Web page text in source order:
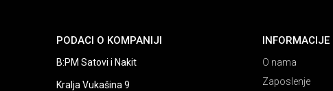
PODACI O KOMPANIJI
B:PM Satovi i Nakit
Kralja Vukašina 9
INFORMACIJE
O nama
Zaposlenje